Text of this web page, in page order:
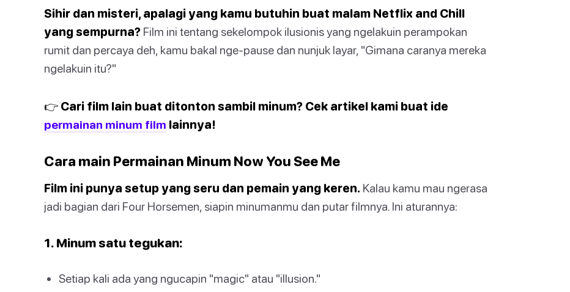
Sihir dan misteri, apalagi yang kamu butuhin buat malam Netflix and Chill
yang sempurna? Film ini tentang sekelompok ilusionis yang ngelakuin perampokan
rumit dan percaya deh, kamu bakal nge-pause dan nunjuk layar, "Gimana caranya mereka
ngelakuin itu?"
👉 Cari film lain buat ditonton sambil minum? Cek artikel kami buat ide
permainan minum film lainnya!
Cara main Permainan Minum Now You See Me
Film ini punya setup yang seru dan pemain yang keren. Kalau kamu mau ngerasa
jadi bagian dari Four Horsemen, siapin minumanmu dan putar filmnya. Ini aturannya:
1. Minum satu tegukan:
Setiap kali ada yang ngucapin "magic" atau "illusion."